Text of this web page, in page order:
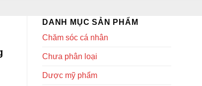
DANH MỤC SẢN PHẨM
Chăm sóc cá nhân
Chưa phân loại
Dược mỹ phẩm